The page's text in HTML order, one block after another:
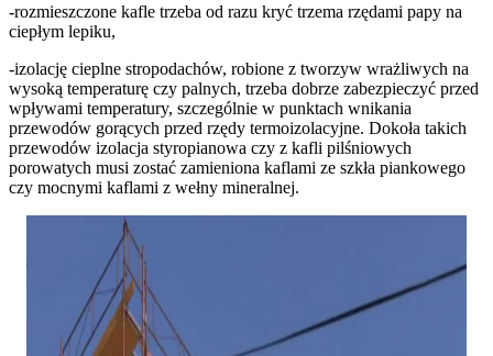
-rozmieszczone kafle trzeba od razu kryć trzema rzędami papy na
ciepłym lepiku,
-izolację cieplne stropodachów, robione z tworzyw wrażliwych na
wysoką temperaturę czy palnych, trzeba dobrze zabezpieczyć przed
wpływami temperatury, szczególnie w punktach wnikania
przewodów gorących przed rzędy termoizolacyjne. Dokoła takich
przewodów izolacja styropianowa czy z kafli pilśniowych
porowatych musi zostać zamieniona kaflami ze szkła piankowego
czy mocnymi kaflami z wełny mineralnej.